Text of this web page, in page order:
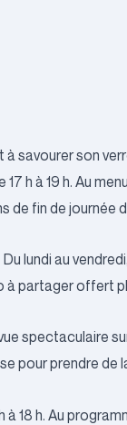
à savourer son
h à 19 h. Au
de fin de journée
lundi au vendredi,
à partager offert
spectaculaire
pour prendre de
à 18 h. Au